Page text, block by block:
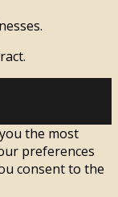
the most
preferences
consent to the